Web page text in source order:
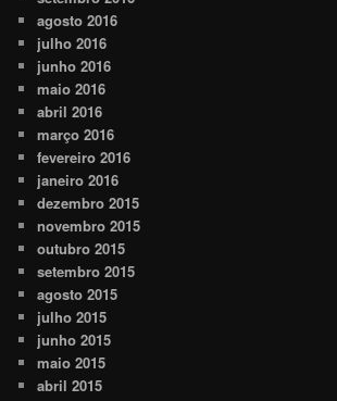
agosto 2016
julho 2016
junho 2016
maio 2016
abril 2016
março 2016
fevereiro 2016
janeiro 2016
dezembro 2015
novembro 2015
outubro 2015
setembro 2015
agosto 2015
julho 2015
junho 2015
maio 2015
abril 2015